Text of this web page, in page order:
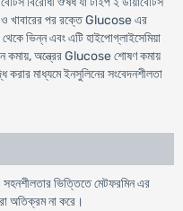
ও খাবারের পর রক্তে Glucose এর
ভিন্ন এবং এটি হাইপোগ্লাইসেমিয়া
কমায়, অন্ত্রের Glucose শোষণ কমায়
মাধ্যমে ইনসুলিনের সংবেদনশীলতা
সহনশীলতার ভিত্তিতে মেটফরমিন এর
অতিক্রম না করে।